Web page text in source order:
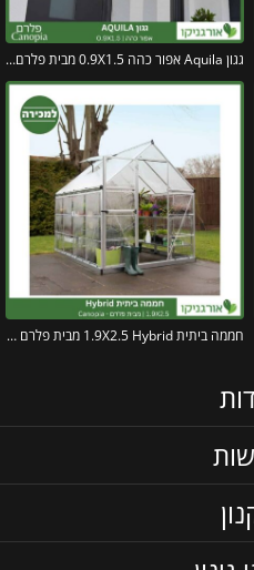
גגון Aquila אפור כהה 0.9X1.5 מבית פלרם – Canopia
חממה ביתית 1.9X2.5 Hybrid מבית פלרם – Canopia